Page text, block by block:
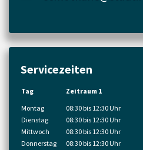
Servicezeiten
Tag Zeitraum 1
Montag
08:30 bis 12:30 Uhr
Dienstag
08:30 bis 12:30 Uhr
Mittwoch
08:30 bis 12:30 Uhr
Donnerstag
08:30 bis 12:30 Uhr